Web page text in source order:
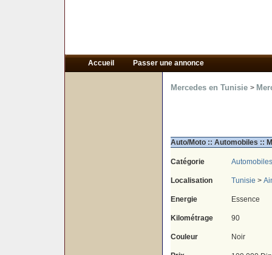
Accueil Passer une annonce
Mercedes en Tunisie >
Auto/Moto :: Automobiles ::
Catégorie Automobiles
Localisation Tunisie >
Energie Essence
Kilométrage 90
Couleur Noir